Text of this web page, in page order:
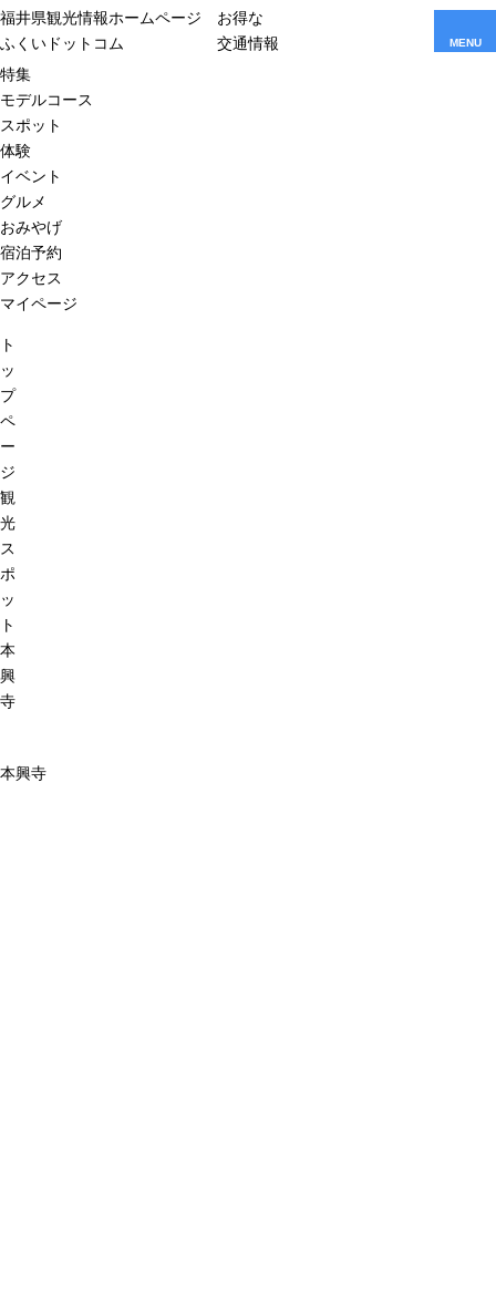
福井県観光情報ホームページ
ふくいドットコム
お得な
交通情報
MENU
特集
モデルコース
スポット
体験
イベント
グルメ
おみやげ
宿泊予約
アクセス
マイページ
ト
ッ
プ
ペ
ー
ジ
観
光
ス
ポ
ッ
ト
本
興
寺
本興寺